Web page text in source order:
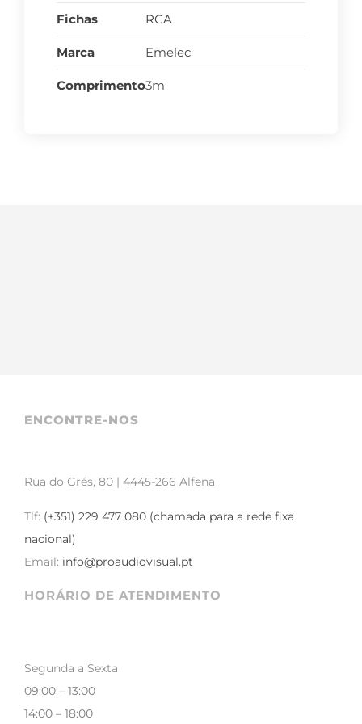
Fichas RCA
Marca Emelec
Comprimento3m
ENCONTRE-NOS
Rua do Grés, 80 | 4445-266 Alfena
Tlf: (+351) 229 477 080 (chamada para a rede fixa
nacional)
Email: info@proaudiovisual.pt
HORÁRIO DE ATENDIMENTO
Segunda a Sexta
09:00 – 13:00
14:00 – 18:00